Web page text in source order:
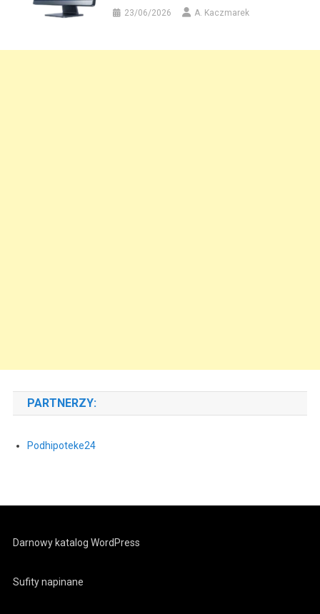
23/06/2026 A. Kaczmarek
PARTNERZY:
Podhipoteke24
Darnowy katalog WordPress
Sufity napinane